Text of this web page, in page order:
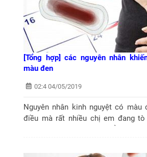
[Tổng hợp] các nguyên nhân
màu đen
02:4 04/05/2019
Nguyên nhân kinh nguyệt có màu
điều mà rất nhiều chị em đang